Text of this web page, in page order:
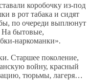
коробочку из-под
в рот табака и сидят
по очереди выплюнут
На бытовые,
наркоманки».
Старшее поколение,
войну, красный
тюрьмы, лагеря…